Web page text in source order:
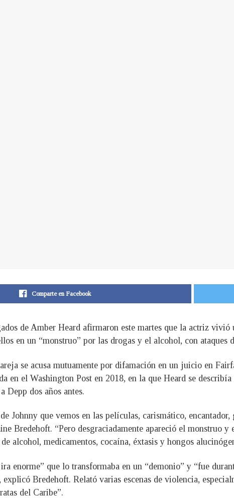
Comparte en Facebook
de Amber Heard afirmaron este martes que la actriz
en un “monstruo” por las drogas y el alcohol, con
se acusa mutuamente por difamación en un juicio en
en el Washington Post en 2018, en la que Heard se
Depp dos años antes.
Johnny que vemos en las películas, carismático,
Bredehoft. “Pero desgraciadamente apareció el monstruo
alcohol, medicamentos, cocaína, éxtasis y hongos
enorme” que lo transformaba en un “demonio” y “fue
explicó Bredehoft. Relató varias escenas de violencia,
del Caribe”.